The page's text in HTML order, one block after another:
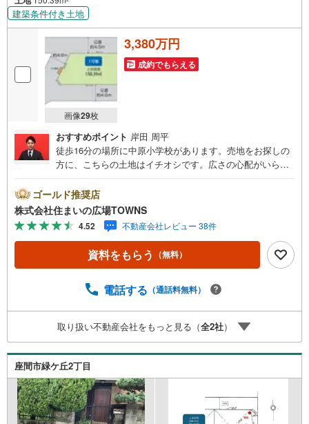
建築条件付き土地
画像29枚
3,380万円
成約でもらえる
おすすめポイント 岸田 周平
徒歩16分の場所に中原小学校があります。売地をお探しの
方に、こちらの土地はイチオシです。広さの心配がいらな
で、建物の間取りにこだわりたい方におすすめ。第一種低
層住居専用地域は、開放的で明るい街並みが生まれ、良好
な住環境からニーズの高い場所です。南側道路に面してい
るため、日当たりを確保する事が出来ます。駅から徒歩6分
圏内に立地しています。【年中無休/9:00～21:00】人気物
件は特にお問い合わせが集中するため、お早めにお電話下
ご見学がスムーズです。■その他、各種ご相談も承っており
ョン■住まいの広場TOWNSからお客様へ経験豊富なスタッ
フが親身になってお客様に合った物件をご紹介させて頂き
ます！ /他社様掲載物件も併せてご紹介可能ですのでお気軽
にお問い合わせ下さい♪駐車場もございますので、お車で
のお越しも大歓迎です！
ゴールド推奨店
株式会社住まいの広場TOWNS
4.52 不動産会社レビュー 38件
資料をもらう （無料）
電話する （通話料無料）
取り扱い不動産会社をもっと見る（全2社）
座間市緑ケ丘2丁目